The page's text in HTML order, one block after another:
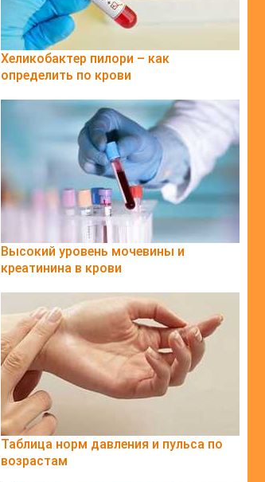
Хеликобактер пилори – как
определить по крови
Высокий уровень мочевины и
креатинина в крови
Таблица норм давления и пульса по
возрастам